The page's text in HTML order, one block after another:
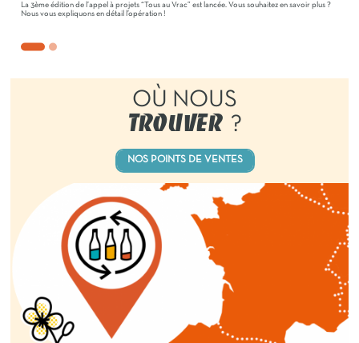
La 3ème édition de l’appel à projets “Tous au Vrac” est lancée. Vous souhaitez en savoir plus ?
Nous vous expliquons en détail l’opération !
OÙ NOUS
TROUVER ?
NOS POINTS DE VENTES